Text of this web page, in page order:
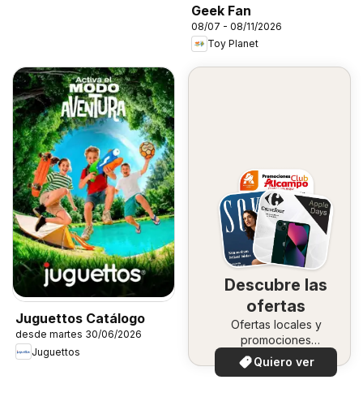
Geek Fan
08/07 - 08/11/2026
Toy Planet
Juguettos Catálogo
desde martes 30/06/2026
Juguettos
Descubre las
ofertas
Ofertas locales y
promociones
especiales.
Quiero ver